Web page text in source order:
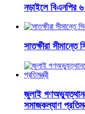
নড়াইলে বিএনপির ৬
সাতক্ষীরা
জুলাই
সমাজকল্যাণ